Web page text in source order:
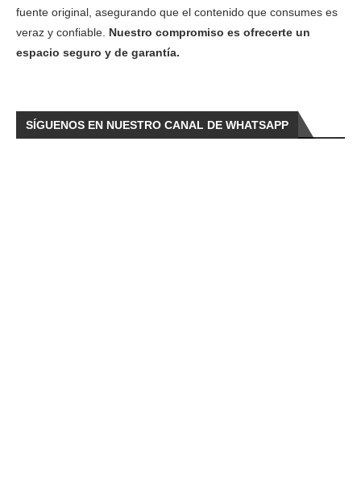
fuente original, asegurando que el contenido que consumes es
veraz y confiable. Nuestro compromiso es ofrecerte un
espacio seguro y de garantía.
SÍGUENOS EN NUESTRO CANAL DE WHATSAPP